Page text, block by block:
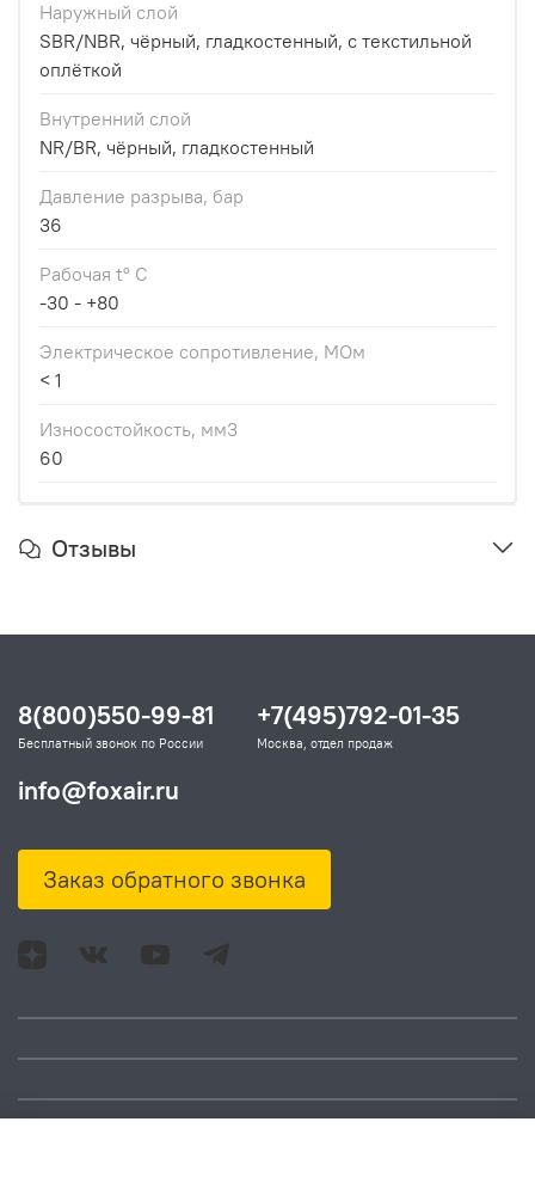
Наружный слой
SBR/NBR, чёрный, гладкостенный, с текстильной
оплёткой
Внутренний слой
NR/BR, чёрный, гладкостенный
Давление разрыва, бар
36
Рабочая t° С
-30 - +80
Электрическое сопротивление, МОм
< 1
Износостойкость, мм3
60
Отзывы
Адрес: Москва, ул.
8(800)550-99-81
Бесплатный звонок по России
+7(495)792-01-35
Москва, отдел продаж
info@foxair.ru
Заказ обратного звонка